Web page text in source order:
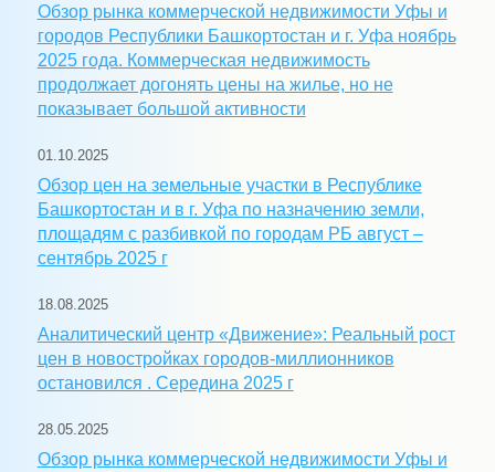
Обзор рынка коммерческой недвижимости Уфы и
городов Республики Башкортостан и г. Уфа ноябрь
2025 года. Коммерческая недвижимость
продолжает догонять цены на жилье, но не
показывает большой активности
01.10.2025
Обзор цен на земельные участки в Республике
Башкортостан и в г. Уфа по назначению земли,
площадям с разбивкой по городам РБ август –
сентябрь 2025 г
18.08.2025
Аналитический центр «Движение»: Реальный рост
цен в новостройках городов-миллионников
остановился . Середина 2025 г
28.05.2025
Обзор рынка коммерческой недвижимости Уфы и